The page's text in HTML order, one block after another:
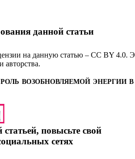
данной статьи
на данную статью – CC BY 4.0.
авторства.
РОЛЬ ВОЗОБНОВЛЯЕМОЙ
повысьте свой
сетях